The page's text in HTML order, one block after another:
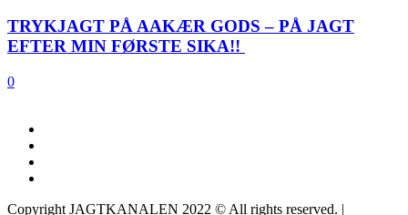
TRYKJAGT PÅ AAKÆR GODS – PÅ JAGT
EFTER MIN FØRSTE SIKA!!
0
Copyright JAGTKANALEN 2022 © All rights reserved. |